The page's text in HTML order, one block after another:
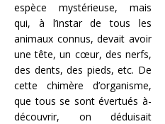
espèce mystérieuse, mais
qui, à l’instar de tous les
animaux connus, devait avoir
une tête, un cœur, des nerfs,
des dents, des pieds, etc. De
cette chimère d’organisme,
que tous se sont évertués à-
découvrir, on déduisait